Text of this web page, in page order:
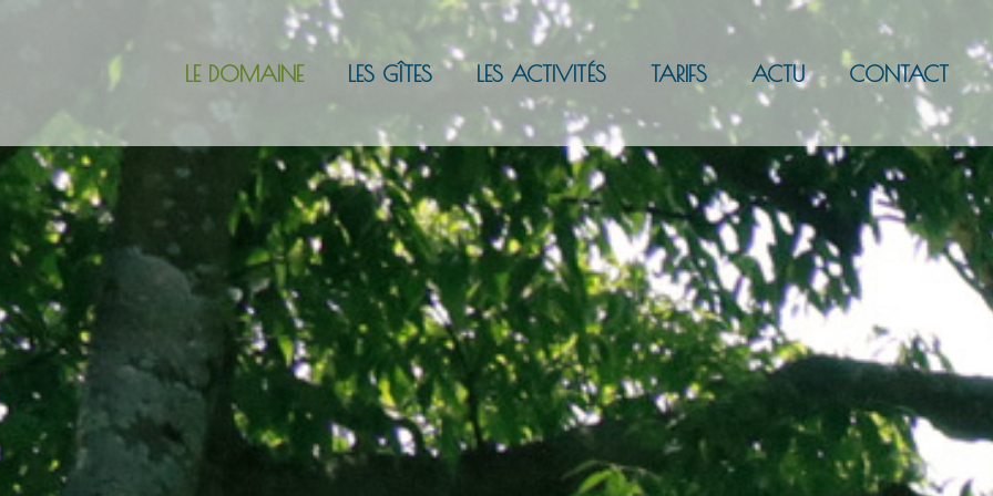
LE DOMAINE LES GÎTES LES ACTIVITÉS TARIFS ACTU CONTACT